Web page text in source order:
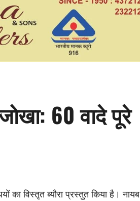
60 वादे पूरे
विस्तृत ब्यौरा प्रस्तुत किया है। नायब